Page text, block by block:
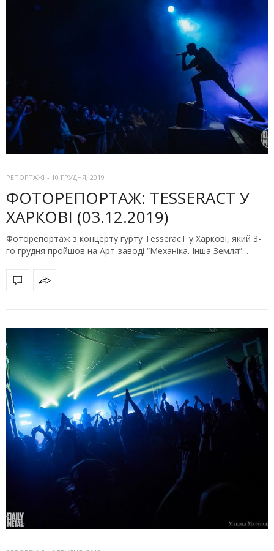
РЕПОРТАЖІ - 10 ГРУДНЯ, 2019
ФОТОРЕПОРТАЖ: TESSERACT У
ХАРКОВІ (03.12.2019)
Фоторепортаж з концерту гурту TesseracT у Харкові, який 3-
го грудня пройшов на Арт-заводі “Механіка. Інша Земля”.…